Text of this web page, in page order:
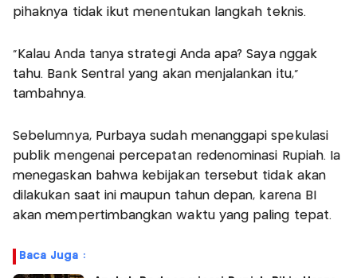
pihaknya tidak ikut menentukan langkah teknis.
“Kalau Anda tanya strategi Anda apa? Saya nggak
tahu. Bank Sentral yang akan menjalankan itu,”
tambahnya.
Sebelumnya, Purbaya sudah menanggapi spekulasi
publik mengenai percepatan redenominasi Rupiah. Ia
menegaskan bahwa kebijakan tersebut tidak akan
dilakukan saat ini maupun tahun depan, karena BI
akan mempertimbangkan waktu yang paling tepat.
Baca Juga :